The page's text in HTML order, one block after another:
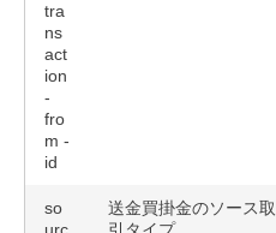
tra
ns
act
ion
-
fro
m -
id
so
送金買掛金のソース取